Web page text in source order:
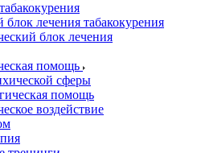
лечения табакокурения
блок лечения
помощь
сферы
помощь
воздействие